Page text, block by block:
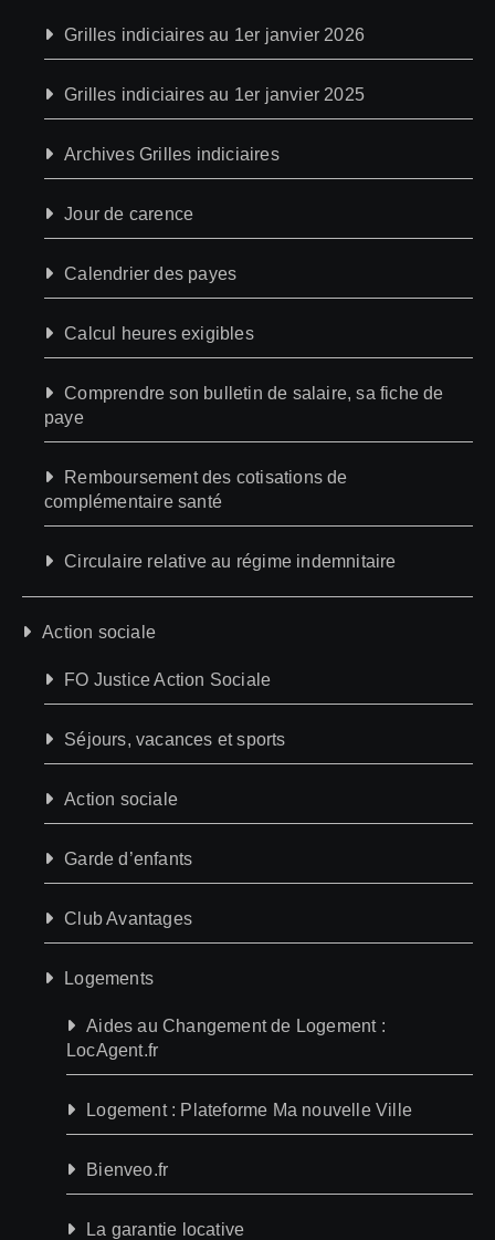
Grilles indiciaires au 1er janvier 2026
Grilles indiciaires au 1er janvier 2025
Archives Grilles indiciaires
Jour de carence
Calendrier des payes
Calcul heures exigibles
Comprendre son bulletin de salaire, sa fiche de
paye
Remboursement des cotisations de
complémentaire santé
Circulaire relative au régime indemnitaire
Action sociale
FO Justice Action Sociale
Séjours, vacances et sports
Action sociale
Garde d’enfants
Club Avantages
Logements
Aides au Changement de Logement :
LocAgent.fr
Logement : Plateforme Ma nouvelle Ville
Bienveo.fr
La garantie locative